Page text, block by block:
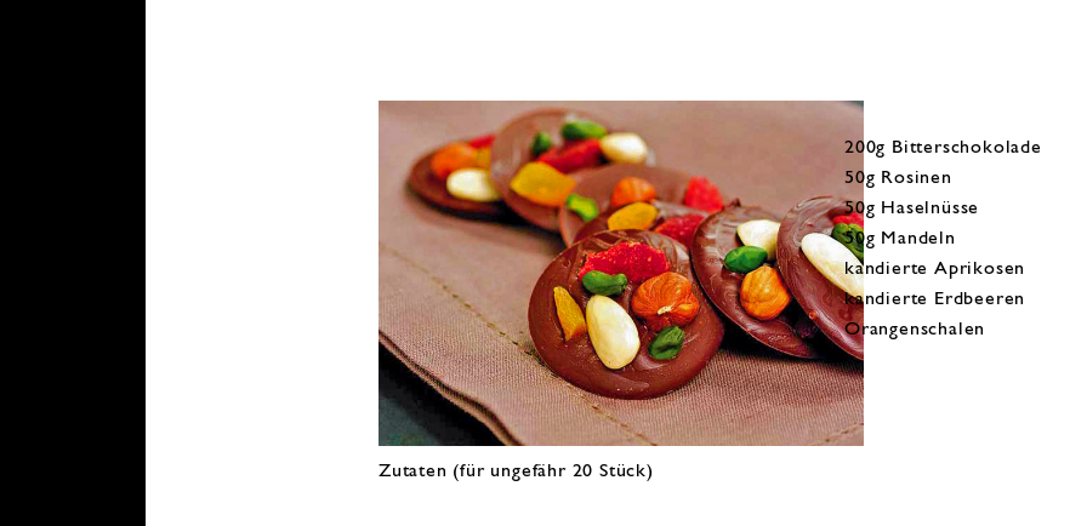
Zutaten (für ungefähr 20 Stück)
200g Bitterschokolade
50g Rosinen
50g Haselnüsse
50g Mandeln
kandierte Aprikosen
kandierte Erdbeeren
Orangenschalen